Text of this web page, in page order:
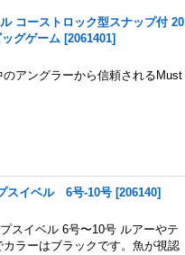
コーストロック型スナップ付 20
グゲーム [2061401]
のアングラーから信頼されるMust
スイベル 6号-10号 [206140]
スイベル 6号〜10号 ルアーやテ
ラーはブラックです。魚が視認